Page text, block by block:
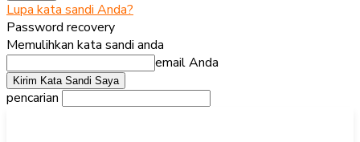
Lupa kata sandi Anda?
Password recovery
Memulihkan kata sandi anda
email Anda
pencarian